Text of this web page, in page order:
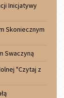
Inicjatywy
Skoniecznym
Swaczyną
"Czytaj z